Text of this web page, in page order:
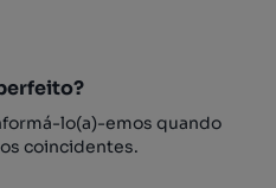
lo(a)-emos quando
coincidentes.